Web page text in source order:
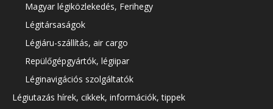
Magyar légiközlekedés, Ferihegy
Légitársaságok
Légiáru-szállítás, air cargo
Repülőgépgyártók, légiipar
Léginavigációs szolgáltatók
Légiutazás hírek, cikkek, információk, tippek